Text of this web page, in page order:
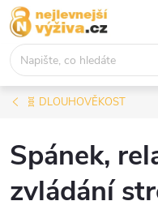
Přejít
na
obsah
🧬 DLOUHOVĚKOST
Spánek,
zvládání